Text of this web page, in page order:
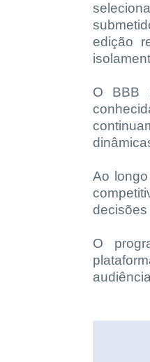
edição
O BBB
Ao
decisões
O